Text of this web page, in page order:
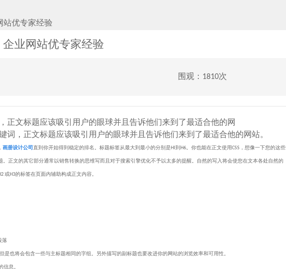
站优专家经验
企业网站优专家经验
围观：1810次
正文标题应该吸引用户的眼球并且告诉他们来到了最适合他的网
，正文标题应该吸引用户的眼球并且告诉他们来到了最适合他的网站。
画册设计公司 直到你开始得到稳定的排名。标题标签从最大到最小的分别是HI到H6。你也能在正文使用CSS，想像一下您的这些
正文的其它部分通常以销售转换的思维写而且对于搜索引擎优化不予以太多的提醒。自然的写入将会使您在文本各处自然的
或H3的标签在页面内辅助构成正文内容。
落
将会包含一些与主标题相同的字组。另外描写的副标题也要改进你的网站的浏览效率和可用性。
息。